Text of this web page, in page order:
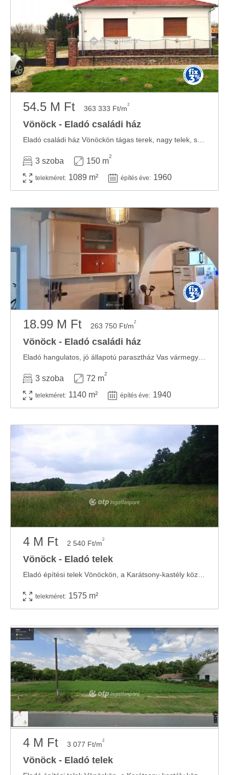
54.5 M Ft 363 333 Ft/m2
Vönöck - Eladó családi ház
3 szoba 150 m
2
telekméret: 1089 m² építés éve: 1960
18.99 M Ft 263 750 Ft/m2
Vönöck - Eladó családi ház
3 szoba 72 m
2
telekméret: 1140 m² építés éve: 1940
4 M Ft 2 540 Ft/m2
Vönöck - Eladó telek
telekméret: 1575 m²
4 M Ft 3 077 Ft/m2
Vönöck - Eladó telek